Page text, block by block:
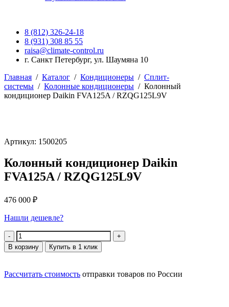
8 (812) 326-24-18
8 (931) 308 85 55
raisa@climate-control.ru
г. Санкт Петербург, ул. Шаумяна 10
Главная / Каталог / Кондиционеры / Сплит-
системы / Колонные кондиционеры / Колонный
кондиционер Daikin FVA125A / RZQG125L9V
Артикул: 1500205
Колонный кондиционер Daikin
FVA125A / RZQG125L9V
476 000 ₽
Нашли дешевле?
Количество
В корзину Купить в 1 клик
Рассчитать стоимость отправки товаров по России